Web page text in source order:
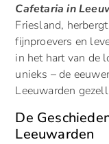
Cafetaria in
Friesland,
fijnproevers en
in het hart van de
unieks – de
Leeuwarden
De
Leeuwarden